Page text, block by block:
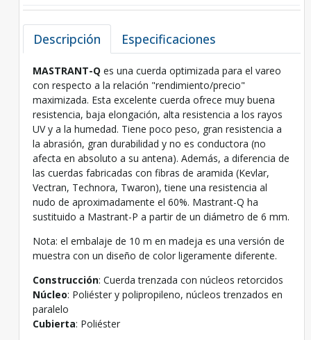
Descripción Especificaciones
MASTRANT-Q es una cuerda optimizada para el vareo
con respecto a la relación "rendimiento/precio"
maximizada. Esta excelente cuerda ofrece muy buena
resistencia, baja elongación, alta resistencia a los rayos
UV y a la humedad. Tiene poco peso, gran resistencia a
la abrasión, gran durabilidad y no es conductora (no
afecta en absoluto a su antena). Además, a diferencia de
las cuerdas fabricadas con fibras de aramida (Kevlar,
Vectran, Technora, Twaron), tiene una resistencia al
nudo de aproximadamente el 60%. Mastrant-Q ha
sustituido a Mastrant-P a partir de un diámetro de 6 mm.
Nota: el embalaje de 10 m en madeja es una versión de
muestra con un diseño de color ligeramente diferente.
Construcción: Cuerda trenzada con núcleos retorcidos
Núcleo: Poliéster y polipropileno, núcleos trenzados en
paralelo
Cubierta: Poliéster